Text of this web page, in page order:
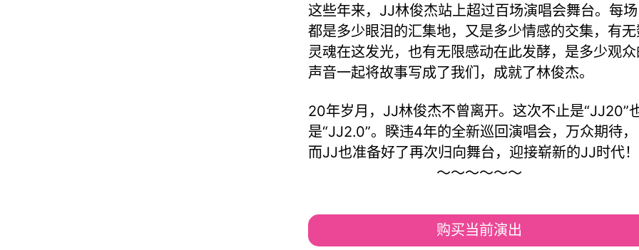
这些年来，JJ林俊杰站上超过百场演唱会舞台。每场
都是多少眼泪的汇集地，又是多少情感的交集，有
灵魂在这发光，也有无限感动在此发酵，是多少观
声音一起将故事写成了我们，成就了林俊杰。
20年岁月，JJ林俊杰不曾离开。这次不止是“JJ20”
是“JJ2.0”。睽违4年的全新巡回演唱会，万众期待，
而JJ也准备好了再次归向舞台，迎接崭新的JJ时代！
～～～～～～
购买当前演出